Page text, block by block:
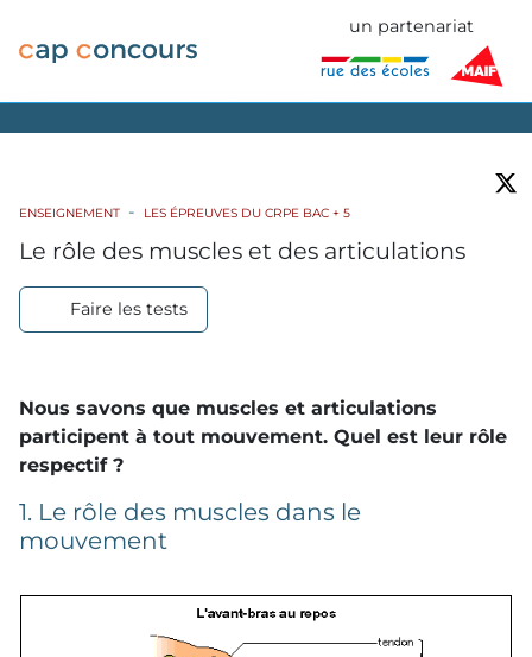
un partenariat
ENSEIGNEMENT LES ÉPREUVES DU CRPE BAC + 5
Le rôle des muscles et des articulations
Faire les tests
Nous savons que muscles et articulations
participent à tout mouvement. Quel est leur rôle
respectif ?
1. Le rôle des muscles dans le
mouvement